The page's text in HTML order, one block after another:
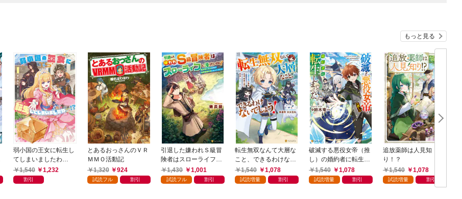
もっと見る
弱小国の王女に転生し
てしまいましたわ
～！？ 1巻
1,540 1,232
割引
とあるおっさんのＶＲ
ＭＭＯ活動記
1,320
924
試読フル 割引
引退した嫌われＳ級冒
険者はスローライフに
浸りたいのに！ 気が
付いたら辺境が世界最
1,430 1,001
試読フル 割引
転生無双なんて大層な
こと、できるわけない
でしょう！ 公爵令息
が家族、友達、精霊と
1,540 1,078
試読増量 割引
破滅する悪役女帝（推
し）の婚約者に転生し
ました。
1,540 1,078
試読増量 割引
追放薬師は人見知
り！？
1,540
1,078
試読増量 割引